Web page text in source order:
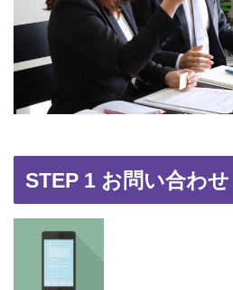
STEP 1 お問い合わせ